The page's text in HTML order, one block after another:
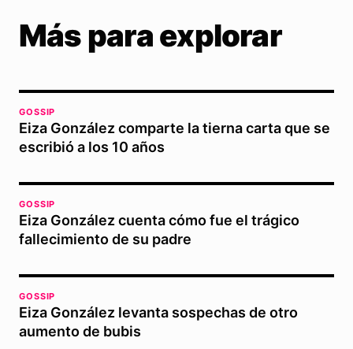
Más para explorar
GOSSIP
Eiza González comparte la tierna carta que se
escribió a los 10 años
GOSSIP
Eiza González cuenta cómo fue el trágico
fallecimiento de su padre
GOSSIP
Eiza González levanta sospechas de otro
aumento de bubis